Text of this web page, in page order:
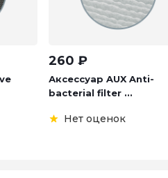
260 ₽
Аксессуар AUX Anti-
bacterial filter ...
Нет оценок